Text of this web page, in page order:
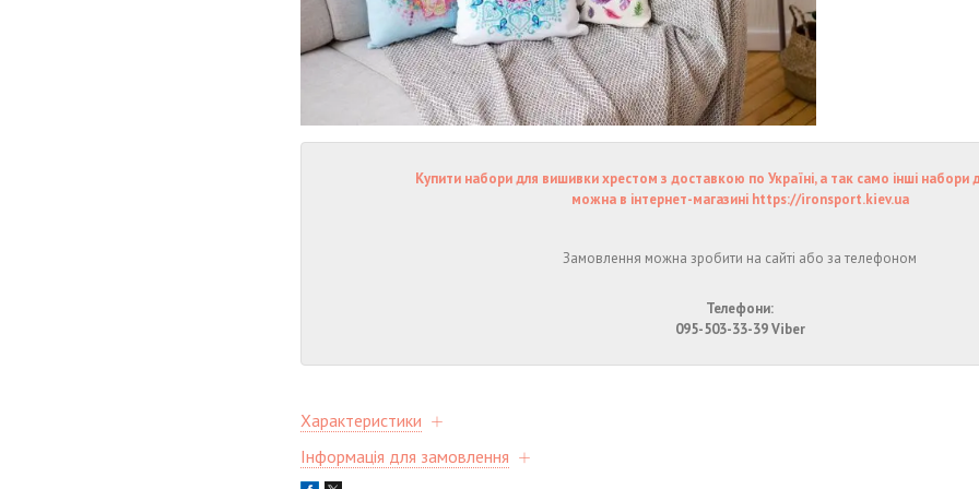
Купити набори для вишивки хрестом з доставкою по Україні, а так само інші набори
можна в інтернет-магазині https://ironsport.kiev.ua
Замовлення можна зробити на сайті або за телефоном
Телефони:
095-503-33-39 Viber
Характеристики
Інформація для замовлення